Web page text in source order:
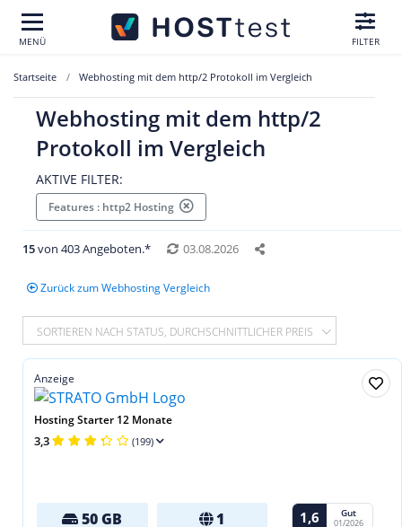
MENÜ FILTER
Startseite Webhosting mit dem http/2 Protokoll im Vergleich
Webhosting mit dem http/2
Protokoll im Vergleich
AKTIVE FILTER:
Features : http2 Hosting
15von 403 Angeboten.* 03.08.2026
Zurück zum Webhosting Vergleich
SORTIEREN NACH STATUS, DURCHSCHNITTLICHER PREIS
Anzeige
Hosting Starter 12 Monate
3,3 (199)
50 GB 1 1,6 Gut
01/2026